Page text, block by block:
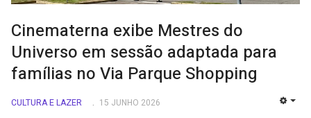
Cinematerna exibe Mestres do
Universo em sessão adaptada para
famílias no Via Parque Shopping
CULTURA E LAZER 15 JUNHO 2026